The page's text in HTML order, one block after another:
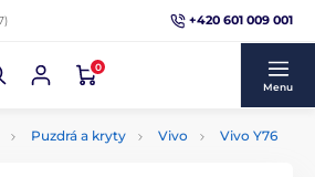
+420 601 009 001
0
Menu
Puzdrá a kryty Vivo Vivo Y76